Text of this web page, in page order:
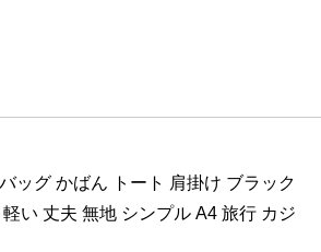
ッグ かばん トート 肩掛け ブラック
い 丈夫 無地 シンプル A4 旅行 カジ